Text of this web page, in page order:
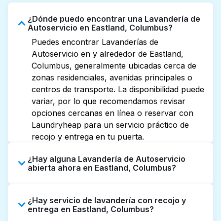
¿Dónde puedo encontrar una Lavandería de
Autoservicio en Eastland, Columbus?
Puedes encontrar Lavanderías de
Autoservicio en y alrededor de Eastland,
Columbus, generalmente ubicadas cerca de
zonas residenciales, avenidas principales o
centros de transporte. La disponibilidad puede
variar, por lo que recomendamos revisar
opciones cercanas en línea o reservar con
Laundryheap para un servicio práctico de
recojo y entrega en tu puerta.
¿Hay alguna Lavandería de Autoservicio
abierta ahora en Eastland, Columbus?
Eastland tienen horarios extendidos, pero no
todas abren hasta tarde o 24/7. Revisar
¿Hay servicio de lavandería con recojo y
entrega en Eastland, Columbus?